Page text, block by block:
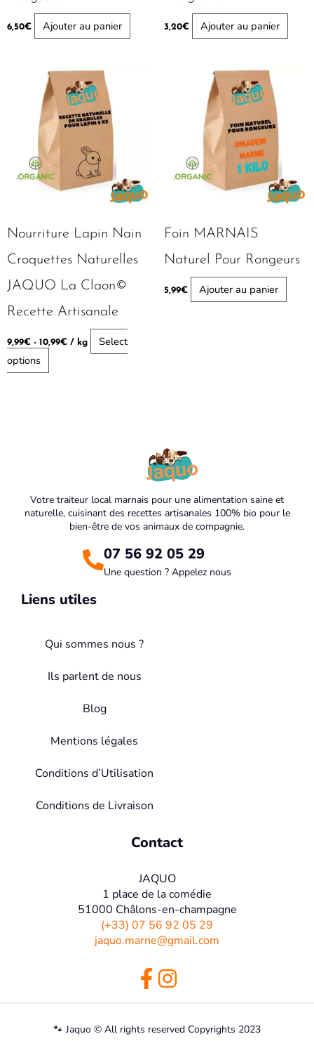
6,50€ Ajouter au panier 3,20€ Ajouter au panier
Nourriture Lapin Nain
Croquettes Naturelles
JAQUO La Claon©
Recette Artisanale
9,99€ - 10,99€ / kg
Select
options
Foin MARNAIS
Naturel Pour Rongeurs
5,99€ Ajouter au panier
Votre traiteur local marnais pour une alimentation saine et
naturelle, cuisinant des recettes artisanales 100% bio pour le
bien-être de vos animaux de compagnie.
07 56 92 05 29
Une question ? Appelez nous
Liens utiles
Qui sommes nous ?
Ils parlent de nous
Blog
Mentions légales
Conditions d’Utilisation
Conditions de Livraison
Contact
JAQUO
1 place de la comédie
51000 Châlons-en-champagne
(+33) 07 56 92 05 29
jaquo.marne@gmail.com
🐾 Jaquo © All rights reserved Copyrights 2023